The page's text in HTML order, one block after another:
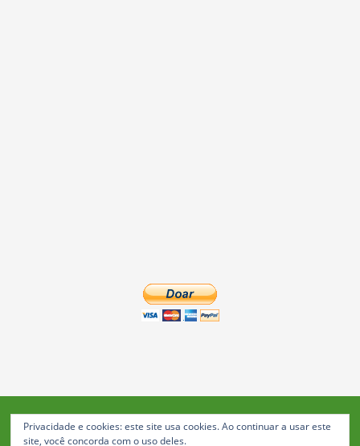
Blog da Feira: Jornal de Notícias de Feira de Santana
Privacidade e cookies: este site usa cookies. Ao continuar a usar este
site, você concorda com o uso deles.